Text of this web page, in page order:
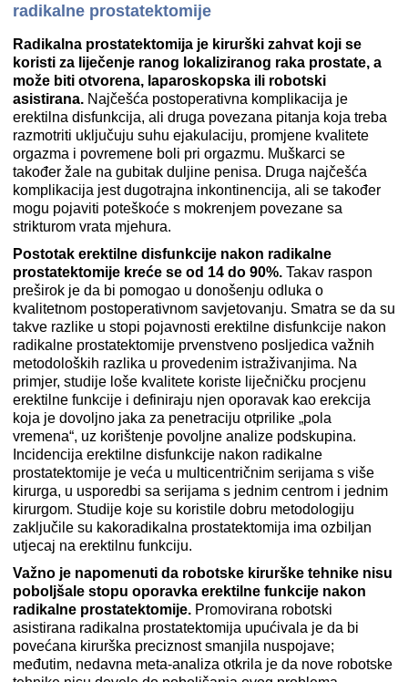
radikalne prostatektomije
Radikalna prostatektomija je kirurški zahvat koji se
koristi za liječenje ranog lokaliziranog raka prostate, a
može biti otvorena, laparoskopska ili robotski
asistirana. Najčešća postoperativna komplikacija je
erektilna disfunkcija, ali druga povezana pitanja koja treba
razmotriti uključuju suhu ejakulaciju, promjene kvalitete
orgazma i povremene boli pri orgazmu. Muškarci se
također žale na gubitak duljine penisa. Druga najčešća
komplikacija jest dugotrajna inkontinencija, ali se također
mogu pojaviti poteškoće s mokrenjem povezane sa
strikturom vrata mjehura.
Postotak erektilne disfunkcije nakon radikalne
prostatektomije kreće se od 14 do 90%. Takav raspon
preširok je da bi pomogao u donošenju odluka o
kvalitetnom postoperativnom savjetovanju. Smatra se da su
takve razlike u stopi pojavnosti erektilne disfunkcije nakon
radikalne prostatektomije prvenstveno posljedica važnih
metodoloških razlika u provedenim istraživanjima. Na
primjer, studije loše kvalitete koriste liječničku procjenu
erektilne funkcije i definiraju njen oporavak kao erekcija
koja je dovoljno jaka za penetraciju otprilike „pola
vremena“, uz korištenje povoljne analize podskupina.
Incidencija erektilne disfunkcije nakon radikalne
prostatektomije je veća u multicentričnim serijama s više
kirurga, u usporedbi sa serijama s jednim centrom i jednim
kirurgom. Studije koje su koristile dobru metodologiju
zaključile su kakoradikalna prostatektomija ima ozbiljan
utjecaj na erektilnu funkciju.
Važno je napomenuti da robotske kirurške tehnike nisu
poboljšale stopu oporavka erektilne funkcije nakon
radikalne prostatektomije. Promovirana robotski
asistirana radikalna prostatektomija upućivala je da bi
povećana kirurška preciznost smanjila nuspojave;
međutim, nedavna meta-analiza otkrila je da nove robotske